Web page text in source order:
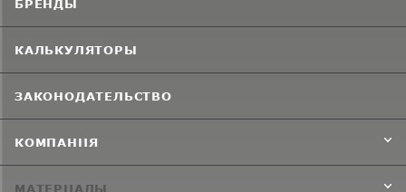
БРЕНДЫ
КАЛЬКУЛЯТОРЫ
ЗАКОНОДАТЕЛЬСТВО
КОМПАНИЯ
МАТЕРИАЛЫ